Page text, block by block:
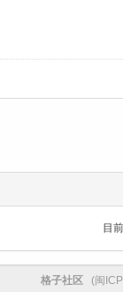
目
格子社区 (闽